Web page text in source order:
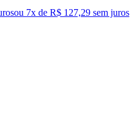
ou 7x de R$ 127,29 sem juros